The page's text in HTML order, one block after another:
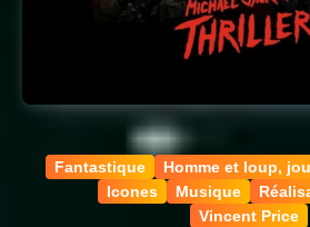
Fantastique Homme et loup,
Icones
Musique
Vincent Price